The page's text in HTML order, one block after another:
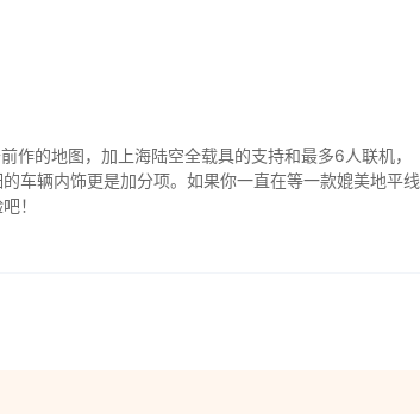
的地图，加上海陆空全载具的支持和最多6人联机，
车辆内饰更是加分项。如果你一直在等一款媲美地平线
！